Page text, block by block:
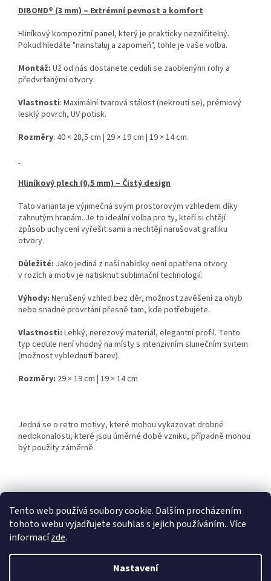
Tento web používá soubory cookie. Dalším procházením
tohoto webu vyjadřujete souhlas s jejich používáním.. Více
informacízde.
Nastavení
DIBOND® (3 mm) – Extrémní pevnost a komfort
Hliníkový kompozitní panel, který je prakticky nezničitelný.
Pokud hledáte "nainstaluj a zapomeň", tohle je vaše volba.
Montáž: Už od nás dostanete ceduli se zaoblenými rohy a
předvrtanými otvory.
Vlastnosti: Maximální tvarová stálost (nekroutí se), prémiový
lesklý povrch, UV potisk.
Rozměry: 40 × 28,5 cm | 29 × 19 cm | 19 × 14 cm.
Hliníkový plech (0,5 mm) – Čistý design
Tato varianta je výjimečná svým prostorovým vzhledem díky
zahnutým hranám. Je to ideální volba pro ty, kteří si chtějí
způsob uchycení vyřešit sami a nechtějí narušovat grafiku
otvory.
Důležité: Jako jediná z naší nabídky není opatřena otvory
v rozích a motiv je natisknut sublimační technologií.
Výhody: Nerušený vzhled bez děr, možnost zavěšení za ohyb
nebo snadné provrtání přesně tam, kde potřebujete.
Vlastnosti: Lehký, nerezový materiál, elegantní profil. Tento
typ cedule není vhodný na místy s intenzivním slunečním svitem
(možnost vyblednutí barev).
Rozměry: 29 × 19 cm | 19 × 14 cm
Jedná se o retro motivy, které mohou vykazovat drobné
nedokonalosti, které jsou úměrné době vzniku, případně mohou
být použity záměrně.
Z
Retro-Darky.cz Krowki.cz
Vytvořil Shoptet